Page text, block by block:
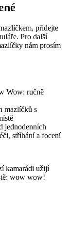
přidejte
Pro další
nám prosím
Wow: ručně
mazlíčků s
jednodenních
stříhání a focení
kamarádi užijí
wow wow!